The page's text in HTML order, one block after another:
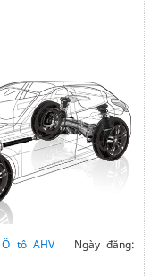
tô AHVNgày đăng: